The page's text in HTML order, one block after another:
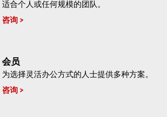
适合个人或任何规模的团队。
咨询
会员
为选择灵活办公方式的人士提供多种方案。
咨询